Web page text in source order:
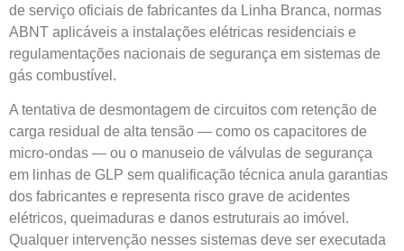
de serviço oficiais de fabricantes da Linha Branca, normas
ABNT aplicáveis a instalações elétricas residenciais e
regulamentações nacionais de segurança em sistemas de
gás combustível.
A tentativa de desmontagem de circuitos com retenção de
carga residual de alta tensão — como os capacitores de
micro-ondas — ou o manuseio de válvulas de segurança
em linhas de GLP sem qualificação técnica anula garantias
dos fabricantes e representa risco grave de acidentes
elétricos, queimaduras e danos estruturais ao imóvel.
Qualquer intervenção nesses sistemas deve ser executada